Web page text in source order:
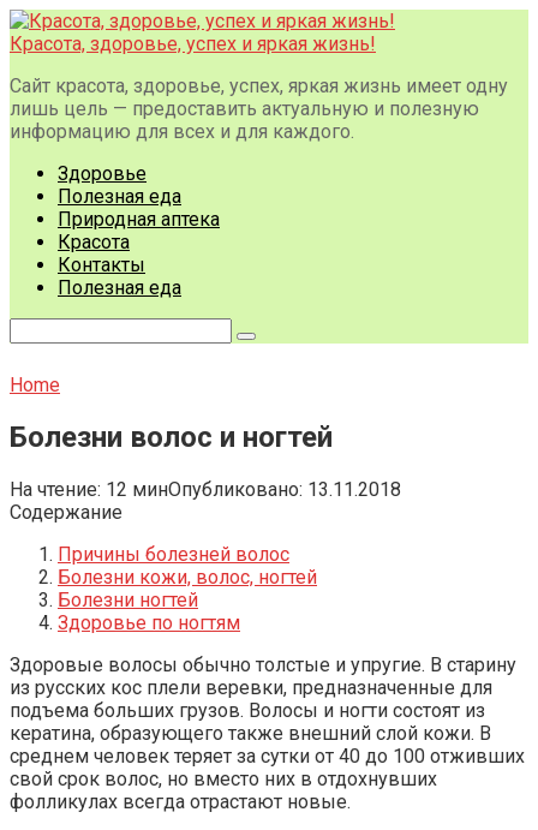
Перейти
к
Красота, здоровье, успех и яркая жизнь!
Сайт красота, здоровье, успех, яркая жизнь имеет одну
лишь цель — предоставить актуальную и полезную
информацию для всех и для каждого.
Здоровье
Полезная еда
Природная аптека
Красота
Контакты
Полезная еда
Home
Болезни волос и ногтей
На чтение: 12 минОпубликовано: 13.11.2018
Содержание
Причины болезней волос
Болезни кожи, волос, ногтей
Болезни ногтей
Здоровье по ногтям
Здоровые волосы обычно толстые и упругие. В старину
из русских кос плели веревки, предназначенные для
подъема больших грузов. Волосы и ногти состоят из
кератина, образующего также внешний слой кожи. В
среднем человек теряет за сутки от 40 до 100 отживших
свой срок волос, но вместо них в отдохнувших
фолликулах всегда отрастают новые.